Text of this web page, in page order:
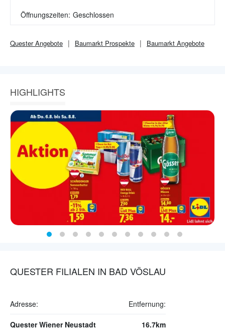
Öffnungszeiten: Geschlossen
QuesterAngebote Baumarkt Prospekte Baumarkt Angebote
HIGHLIGHTS
QUESTER FILIALEN IN BAD VÖSLAU
Adresse: Entfernung:
Quester Wiener Neustadt 16.7km